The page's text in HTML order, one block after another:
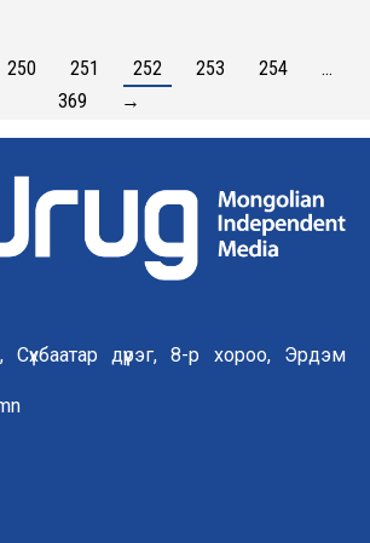
250 251 252 253 254
…
369
→
Сүхбаатар дүүрэг, 8-р хороо, Эрдэм